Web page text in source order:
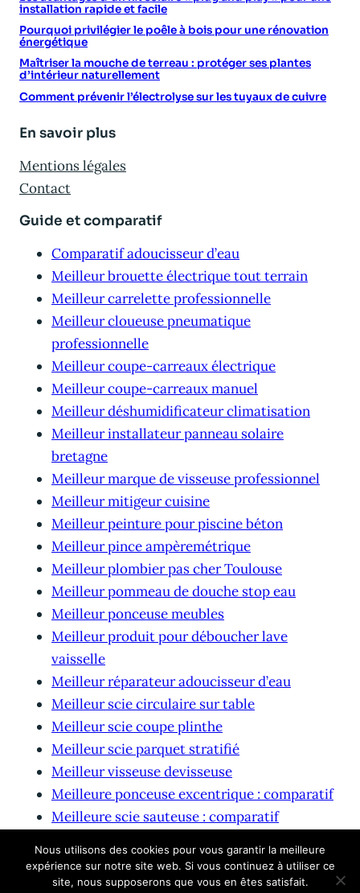
installation rapide et facile
Pourquoi privilégier le poêle à bois pour une rénovation
énergétique
Maîtriser la mouche de terreau : protéger ses plantes
d’intérieur naturellement
Comment prévenir l’électrolyse sur les tuyaux de cuivre
En savoir plus
Mentions légales
Contact
Guide et comparatif
Comparatif adoucisseur d’eau
Meilleur brouette électrique tout terrain
Meilleur carrelette professionnelle
Meilleur cloueuse pneumatique
professionnelle
Meilleur coupe-carreaux électrique
Meilleur coupe-carreaux manuel
Meilleur déshumidificateur climatisation
Meilleur installateur panneau solaire
bretagne
Meilleur marque de visseuse professionnel
Meilleur mitigeur cuisine
Meilleur peinture pour piscine béton
Meilleur pince ampèremétrique
Meilleur plombier pas cher Toulouse
Meilleur pommeau de douche stop eau
Meilleur ponceuse meubles
Meilleur produit pour déboucher lave
vaisselle
Meilleur réparateur adoucisseur d’eau
Meilleur scie circulaire sur table
Meilleur scie coupe plinthe
Meilleur scie parquet stratifié
Meilleur visseuse devisseuse
Meilleure ponceuse excentrique : comparatif
Meilleure scie sauteuse : comparatif
© 2026 waterproofcaseshop.eu
Nous utilisons des cookies pour vous garantir la meilleure
expérience sur notre site web. Si vous continuez à utiliser ce
site, nous supposerons que vous en êtes satisfait.